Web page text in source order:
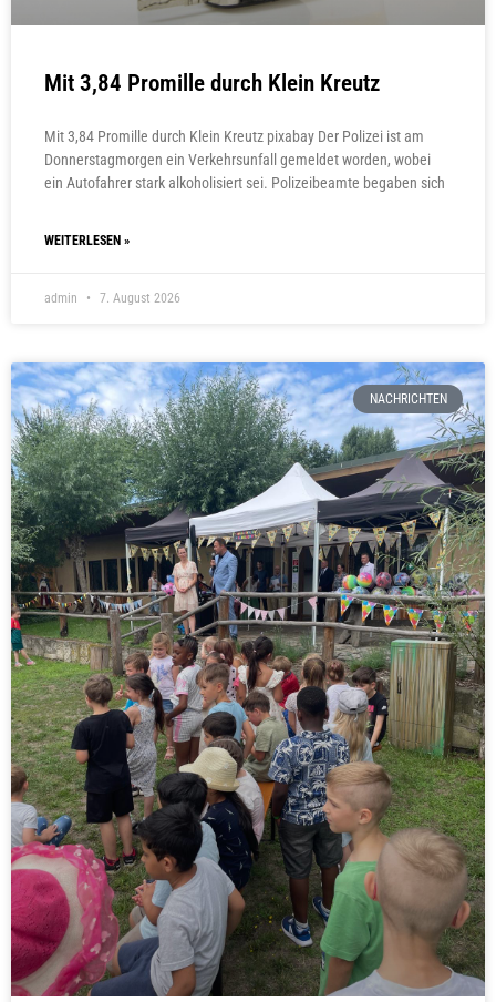
Mit 3,84 Promille durch Klein Kreutz
Mit 3,84 Promille durch Klein Kreutz pixabay Der Polizei ist am
Donnerstagmorgen ein Verkehrsunfall gemeldet worden, wobei
ein Autofahrer stark alkoholisiert sei. Polizeibeamte begaben sich
WEITERLESEN »
admin 7. August 2026
NACHRICHTEN